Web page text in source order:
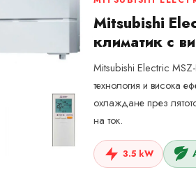
Mitsubishi
климатик с
Mitsubishi Electric
технология и висока
охлаждане през
на ток.
3.5 kW